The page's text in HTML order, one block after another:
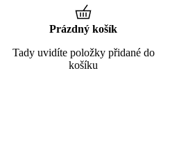
Prázdný košík
Tady uvidíte položky přidané do
košíku